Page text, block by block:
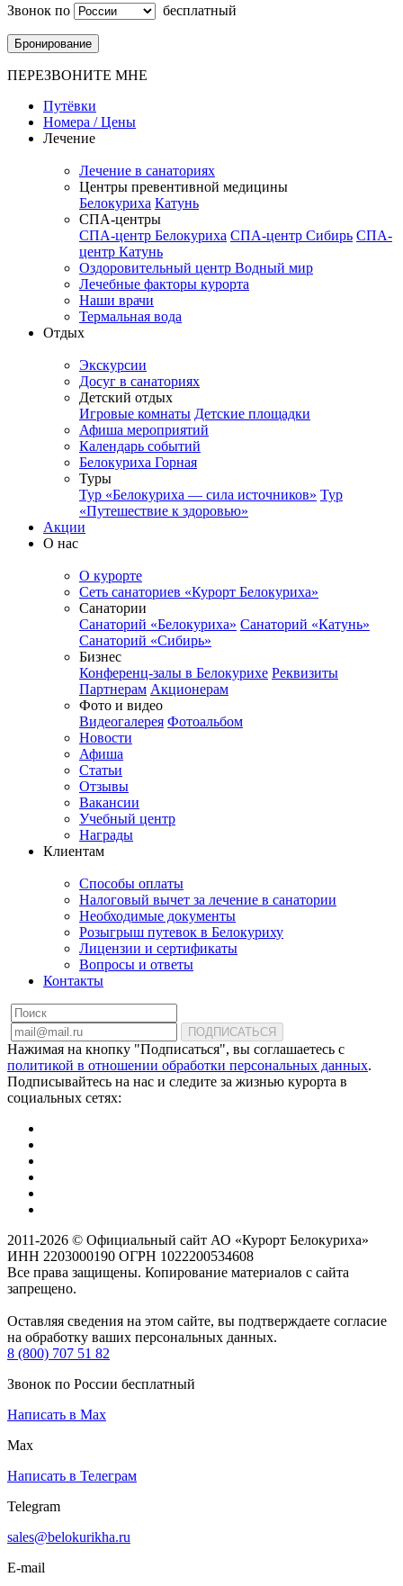
Звонок по
бесплатный
Бронирование
ПЕРЕЗВОНИТЕ МНЕ
Путёвки
Номера / Цены
Лечение
Лечение в санаториях
Центры превентивной медицины
Белокуриха Катунь
СПА-центры
СПА-центр Белокуриха СПА-центр Сибирь СПА-
центр Катунь
Оздоровительный центр Водный мир
Лечебные факторы курорта
Наши врачи
Термальная вода
Отдых
Экскурсии
Досуг в санаториях
Детский отдых
Игровые комнаты Детские площадки
Афиша мероприятий
Календарь событий
Белокуриха Горная
Туры
Тур «Белокуриха — сила источников» Тур
«Путешествие к здоровью»
Акции
О нас
О курорте
Сеть санаториев «Курорт Белокуриха»
Санатории
Санаторий «Белокуриха» Санаторий «Катунь»
Санаторий «Сибирь»
Бизнес
Конференц-залы в Белокурихе Реквизиты
Партнерам Акционерам
Фото и видео
Видеогалерея Фотоальбом
Новости
Афиша
Статьи
Отзывы
Вакансии
Учебный центр
Награды
Клиентам
Способы оплаты
Налоговый вычет за лечение в санатории
Необходимые документы
Розыгрыш путевок в Белокуриху
Лицензии и сертификаты
Вопросы и ответы
Контакты
ПОДПИСАТЬСЯ
Нажимая на кнопку "Подписаться", вы соглашаетесь с
политикой в отношении обработки персональных данных.
Подписывайтесь на нас и следите за жизнью курорта в
социальных сетях:
2011-2026 © Официальный сайт АО «Курорт Белокуриха»
ИНН 2203000190 ОГРН 1022200534608
Все права защищены. Копирование материалов с сайта
запрещено.
Оставляя сведения на этом сайте, вы подтверждаете согласие
на обработку ваших персональных данных.
8 (800) 707 51 82
Звонок по России бесплатный
Написать в Max
Max
Написать в Телеграм
Telegram
sales@belokurikha.ru
E-mail